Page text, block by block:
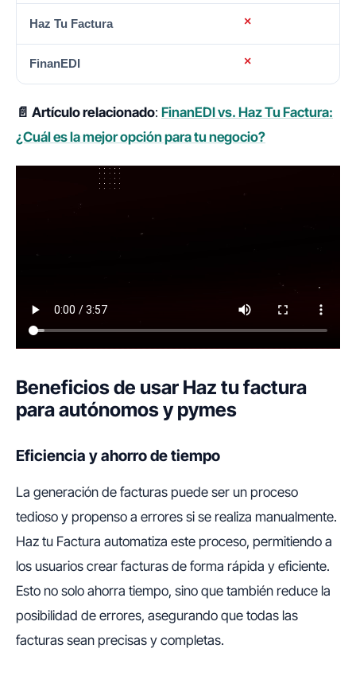
📄 Artículo relacionado: FinanEDI vs. Haz Tu Factura:
¿Cuál es la mejor opción para tu negocio?
Beneficios de usar Haz tu factura
para autónomos y pymes
Eficiencia y ahorro de tiempo
La generación de facturas puede ser un proceso
tedioso y propenso a errores si se realiza manualmente.
Haz tu Factura automatiza este proceso, permitiendo a
los usuarios crear facturas de forma rápida y eficiente.
Esto no solo ahorra tiempo, sino que también reduce la
posibilidad de errores, asegurando que todas las
facturas sean precisas y completas.